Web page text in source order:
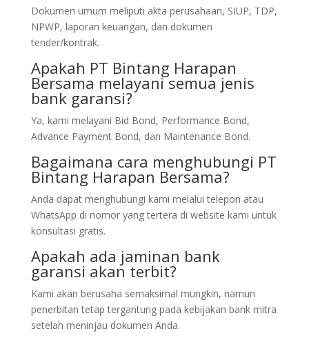
Dokumen umum meliputi akta perusahaan, SIUP, TDP,
NPWP, laporan keuangan, dan dokumen
tender/kontrak.
Apakah PT Bintang Harapan
Bersama melayani semua jenis
bank garansi?
Ya, kami melayani Bid Bond, Performance Bond,
Advance Payment Bond, dan Maintenance Bond.
Bagaimana cara menghubungi PT
Bintang Harapan Bersama?
Anda dapat menghubungi kami melalui telepon atau
WhatsApp di nomor yang tertera di website kami untuk
konsultasi gratis.
Apakah ada jaminan bank
garansi akan terbit?
Kami akan berusaha semaksimal mungkin, namun
penerbitan tetap tergantung pada kebijakan bank mitra
setelah meninjau dokumen Anda.